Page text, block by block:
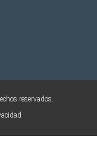
reservados.